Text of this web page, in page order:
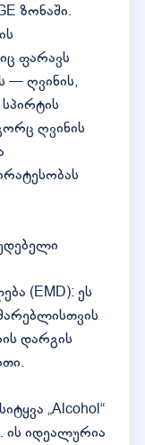
ზონაში.
ფარავს
— ღვინის,
ღვინის
(EMD): ეს
დარგის
„Alcohol“
ის იდეალურია